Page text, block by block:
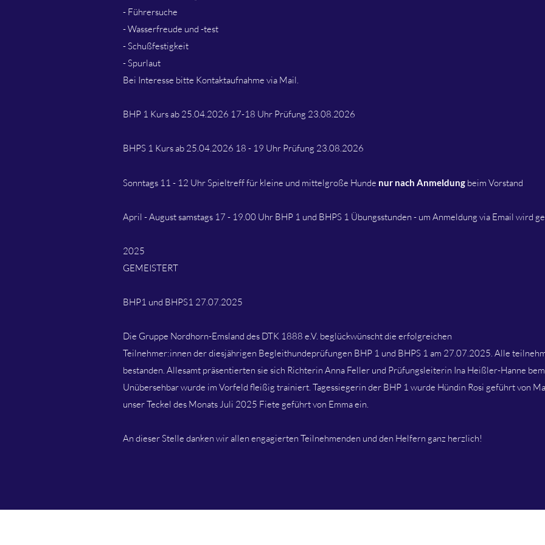
- Führersuche
- Wasserfreude und -test
- Schußfestigkeit
- Spurlaut
Bei Interesse bitte Kontaktaufnahme via Mail.
BHP 1 Kurs ab 25.04.2026 17-18 Uhr Prüfung 23.08.2026
BHPS 1 Kurs ab 25.04.2026 18 - 19 Uhr Prüfung 23.08.2026
Sonntags 11 - 12 Uhr Spieltreff für kleine und mittelgroße Hunde nur nach Anmeldung beim Vorstand
April - August samstags 17 - 19.00 Uhr BHP 1 und BHPS 1 Übungsstunden - um Anmeldung via Email wird
2025
GEMEISTERT
BHP1 und BHPS1 27.07.2025
Die Gruppe Nordhorn-Emsland des DTK 1888 e.V. beglückwünscht die erfolgreichen
Teilnehmer:innen der diesjährigen Begleithundeprüfungen BHP 1 und BHPS 1 am 27.07.2025. Alle
bestanden. Allesamt präsentierten sie sich Richterin Anna Feller und Prüfungsleiterin Ina Heißler-Hanne
Unübersehbar wurde im Vorfeld fleißig trainiert. Tagessiegerin der BHP 1 wurde Hündin Rosi geführt von
unser Teckel des Monats Juli 2025 Fiete geführt von Emma ein.
An dieser Stelle danken wir allen engagierten Teilnehmenden und den Helfern ganz herzlich!